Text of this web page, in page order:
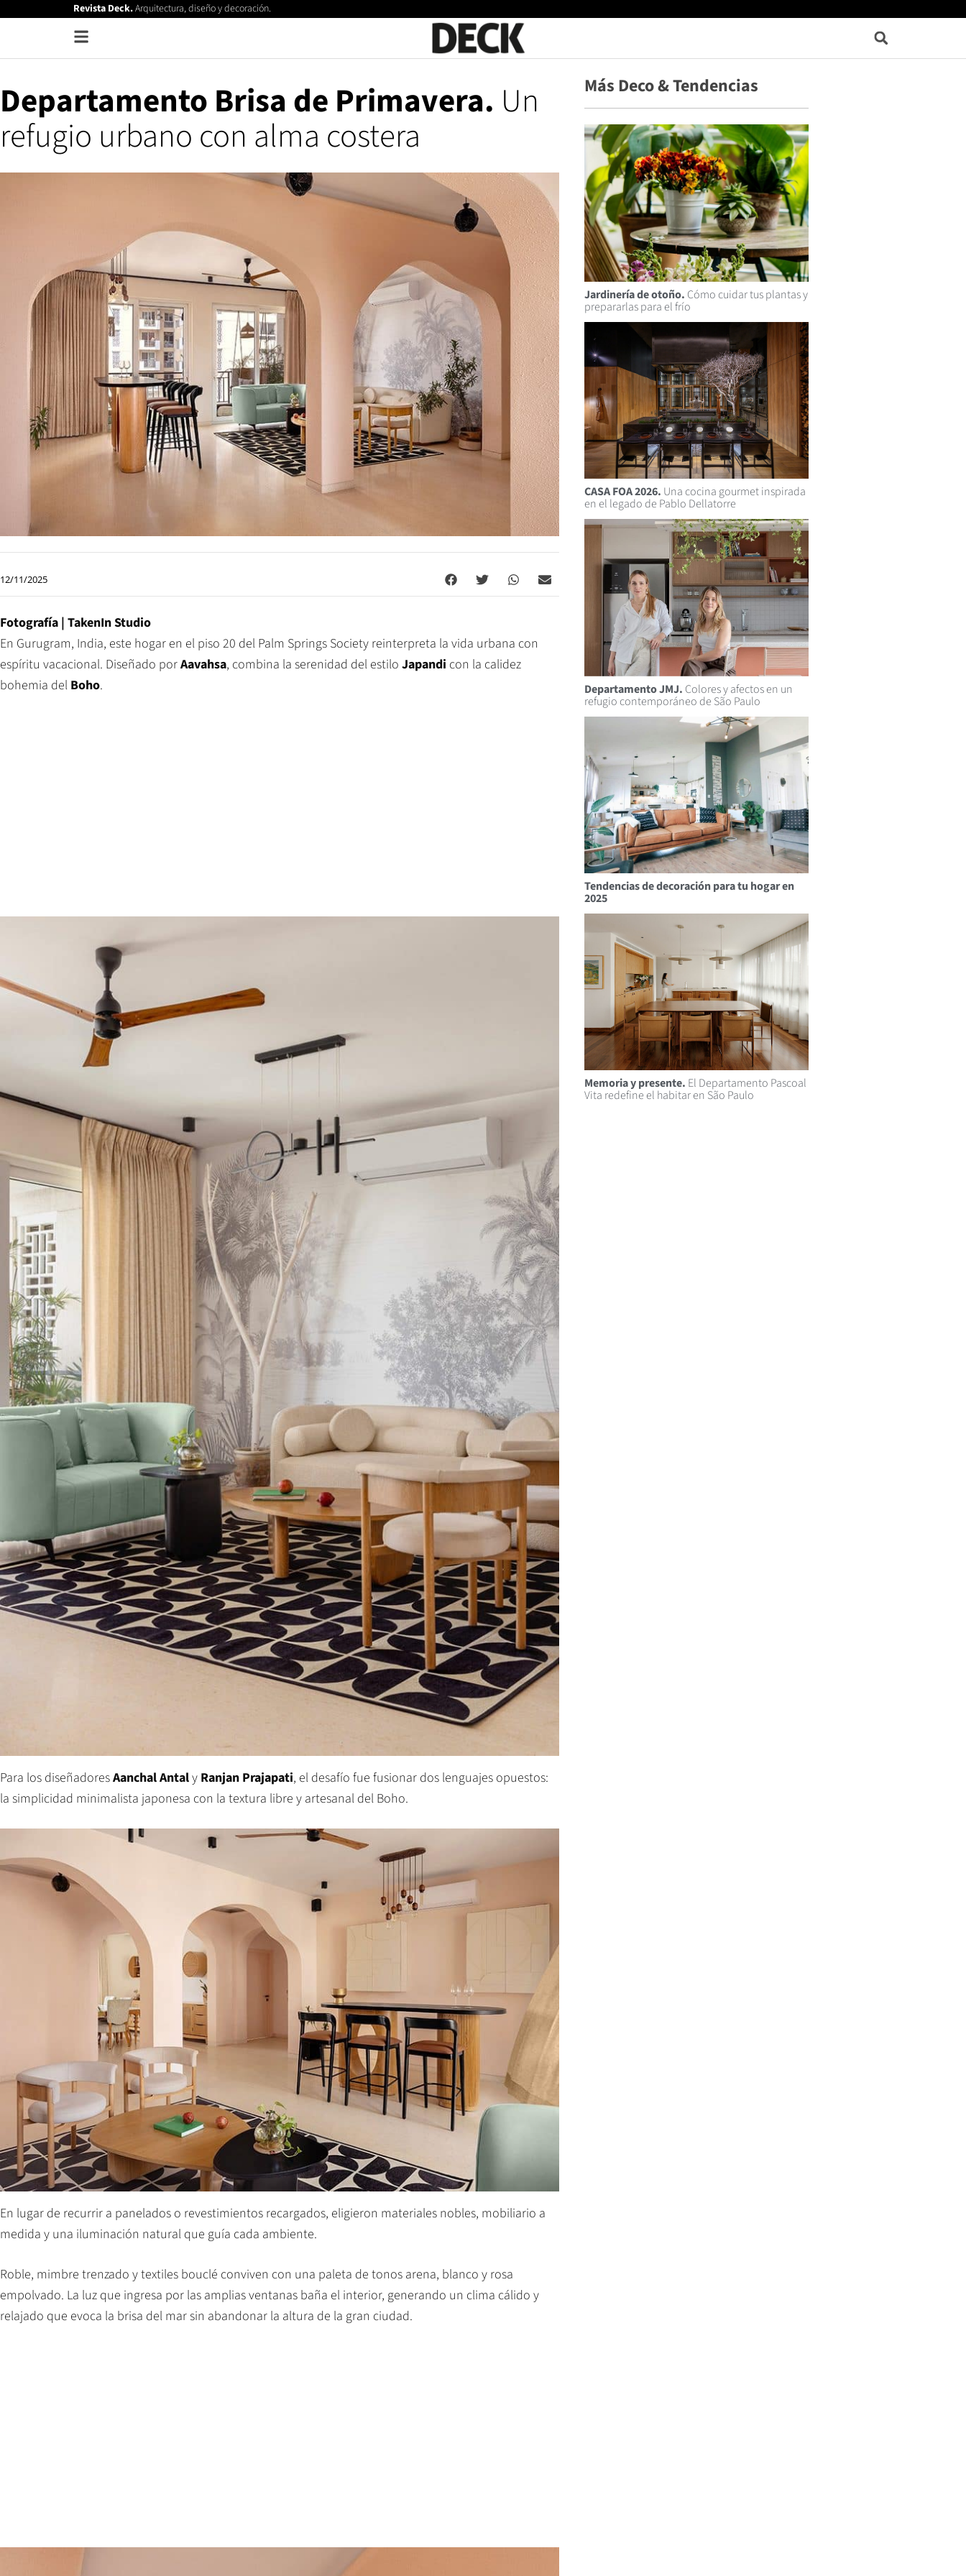
Revista Deck.Arquitectura, diseño y decoración.
Departamento Brisa de Primavera. Un
refugio urbano con alma costera
12/11/2025
Fotografía | TakenIn Studio
En Gurugram, India, este hogar en el piso 20 del Palm Springs Society reinterpreta la vida urbana con
espíritu vacacional. Diseñado porAavahsa, combina la serenidad del estilo Japandi con la calidez
bohemia del Boho.
Para los diseñadoresAanchal Antaly Ranjan Prajapati, el desafío fue fusionar dos lenguajes opuestos:
la simplicidad minimalista japonesa con la textura libre y artesanal del Boho.
En lugar de recurrir a panelados o revestimientos recargados, eligieron materiales nobles, mobiliario a
medida y una iluminación natural que guía cada ambiente.
Roble, mimbre trenzado y textiles bouclé conviven con una paleta de tonos arena, blanco y rosa
empolvado. La luz que ingresa por las amplias ventanas baña el interior, generando un clima cálido y
relajado que evoca la brisa del mar sin abandonar la altura de la gran ciudad.
Más Deco & Tendencias
Jardinería de otoño. Cómo cuidar tus plantas y
prepararlas para el frío
CASA FOA 2026. Una cocina gourmet inspirada
en el legado de Pablo Dellatorre
Departamento JMJ. Colores y afectos en un
refugio contemporáneo de São Paulo
Tendencias de decoración para tu hogar en
2025
Memoria y presente. El Departamento Pascoal
Vita redefine el habitar en São Paulo